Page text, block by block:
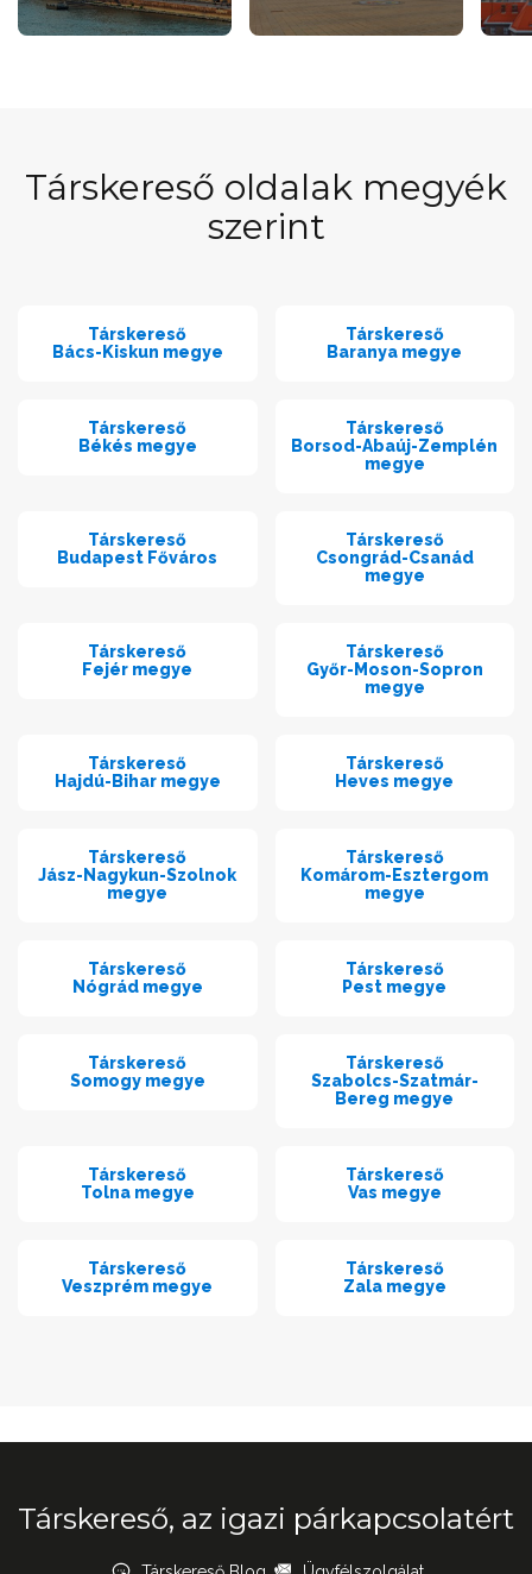
Társkereső oldalak megyék
szerint
Társkereső
Bács-Kiskun megye
Társkereső
Baranya megye
Társkereső
Békés megye
Társkereső
Borsod-Abaúj-Zemplén
megye
Társkereső
Budapest Főváros
Társkereső
Csongrád-Csanád
megye
Társkereső
Fejér megye
Társkereső
Győr-Moson-Sopron
megye
Társkereső
Hajdú-Bihar megye
Társkereső
Heves megye
Társkereső
Jász-Nagykun-Szolnok
megye
Társkereső
Komárom-Esztergom
megye
Társkereső
Nógrád megye
Társkereső
Pest megye
Társkereső
Somogy megye
Társkereső
Szabolcs-Szatmár-
Bereg megye
Társkereső
Tolna megye
Társkereső
Vas megye
Társkereső
Veszprém megye
Társkereső
Zala megye
Társkereső, az igazi párkapcsolatért